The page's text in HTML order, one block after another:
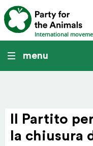
International
menu
Il Partito
la chiusura